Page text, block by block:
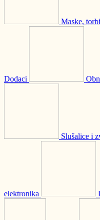
Maske,
Dodaci
Slušalice i
elektronika